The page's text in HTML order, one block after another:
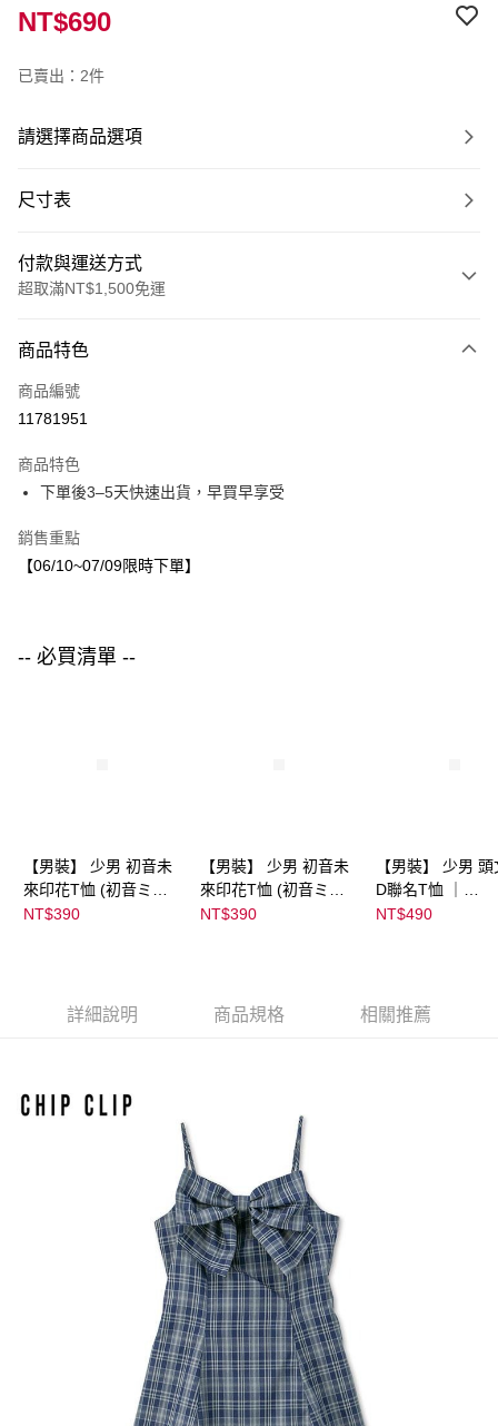
NT$690
已賣出：2件
請選擇商品選項
尺寸表
付款與運送方式
超取滿NT$1,500免運
信用卡一次付款
LINE Pay
街口支付
悠遊付
每筆NT$80，滿NT$1,500(含以上)免運費
商品特色
商品編號
11781951
商品特色
下單後3–5天快速出貨，早買早享受
銷售重點
【06/10~07/09限時下單】
-- 必買清單 --
【男裝】 少男 初音未
來印花T恤 (初音ミク)
｜
NT$390
【男裝】 少男 初音未
來印花T恤 (初音ミク)
｜
NT$390
【男裝】 少男
D聯名T恤 ｜
NT$490
詳細說明 商品規格 相關推薦